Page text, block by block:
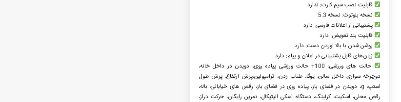
قابلیت نصب سیم کارت: ندارد
نسخه بلوتوث: نسخه 5.3
پشتیبانی از اعلانات فارسی: دارد
قابلیت بند تعویض: دارد
روشن شدن با بالا آوردن دست: دارد
زبان‌های قابل پشتیبانی در اعلان و پیام: دارد
حالت های ورزشی: 100+ حالت ورزشی پیاده روی، دویدن در داخل خانه،
دوچرخه سواری داخل سالن، یوگا، طناب زدن، ترامپولین،پرش ارتفاع، پرش طول
استپ، g، دویدن در فضای باز، پیاده روی در فضای باز، رقص های خیابانی، باله،
رقص محلی، اسکیت، کرلینگ، دستگاه اسکی الپتیکال، تمرین رایگان، حرکت دراز،